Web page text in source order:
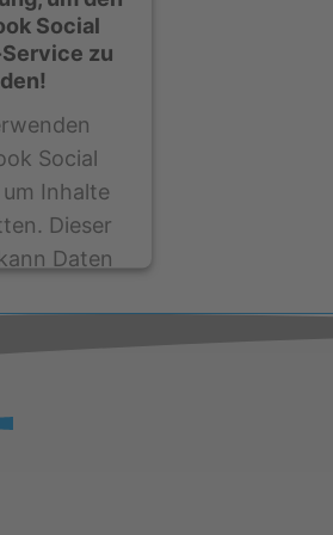
Social
zu
Social
um Inhalte
Dieser
Daten
Bitte lesen
durch
Sie der
Service